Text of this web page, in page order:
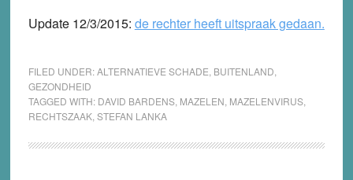
Update 12/3/2015: de rechter heeft uitspraak gedaan.
FILED UNDER:ALTERNATIEVE SCHADE BUITENLAND
GEZONDHEID
TAGGED WITH: DAVID BARDENS, MAZELEN MAZELENVIRUS,
RECHTSZAAK, STEFAN LANKA